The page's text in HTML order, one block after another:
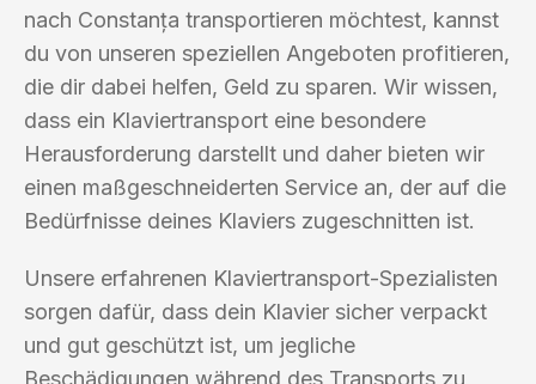
nach Constanța transportieren möchtest, kannst
du von unseren speziellen Angeboten profitieren,
die dir dabei helfen, Geld zu sparen. Wir wissen,
dass ein Klaviertransport eine besondere
Herausforderung darstellt und daher bieten wir
einen maßgeschneiderten Service an, der auf die
Bedürfnisse deines Klaviers zugeschnitten ist.
Unsere erfahrenen Klaviertransport-Spezialisten
sorgen dafür, dass dein Klavier sicher verpackt
und gut geschützt ist, um jegliche
Beschädigungen während des Transports zu